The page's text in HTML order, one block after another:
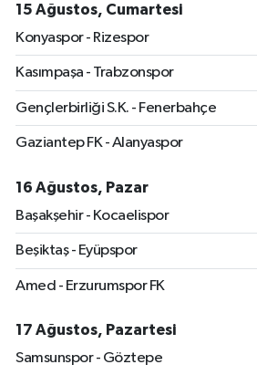
15 Ağustos, Cumartesi
Konyaspor - Rizespor
Kasımpaşa - Trabzonspor
Gençlerbirliği S.K. - Fenerbahçe
Gaziantep FK - Alanyaspor
16 Ağustos, Pazar
Başakşehir - Kocaelispor
Beşiktaş - Eyüpspor
Amed - Erzurumspor FK
17 Ağustos, Pazartesi
Samsunspor - Göztepe